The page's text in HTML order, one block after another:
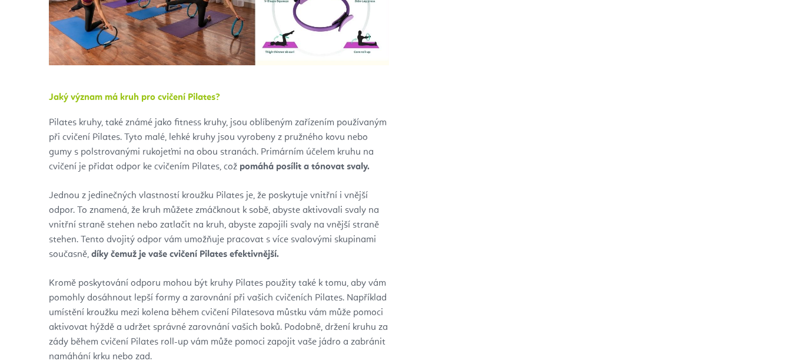
Jaký význam má kruh pro cvičení Pilates?
Pilates kruhy, také známé jako fitness kruhy, jsou oblíbeným zařízením používaným
při cvičení Pilates. Tyto malé, lehké kruhy jsou vyrobeny z pružného kovu nebo
gumy s polstrovanými rukojeťmi na obou stranách. Primárním účelem kruhu na
cvičení je přidat odpor ke cvičením Pilates, což pomáhá posílit a tónovat svaly.
Jednou z jedinečných vlastností kroužku Pilates je, že poskytuje vnitřní i vnější
odpor. To znamená, že kruh můžete zmáčknout k sobě, abyste aktivovali svaly na
vnitřní straně stehen nebo zatlačit na kruh, abyste zapojili svaly na vnější straně
stehen. Tento dvojitý odpor vám umožňuje pracovat s více svalovými skupinami
současně, díky čemuž je vaše cvičení Pilates efektivnější.
Kromě poskytování odporu mohou být kruhy Pilates použity také k tomu, aby vám
pomohly dosáhnout lepší formy a zarovnání při vašich cvičeních Pilates. Například
umístění kroužku mezi kolena během cvičení Pilatesova můstku vám může pomoci
aktivovat hýždě a udržet správné zarovnání vašich boků. Podobně, držení kruhu za
zády během cvičení Pilates roll-up vám může pomoci zapojit vaše jádro a zabránit
namáhání krku nebo zad.